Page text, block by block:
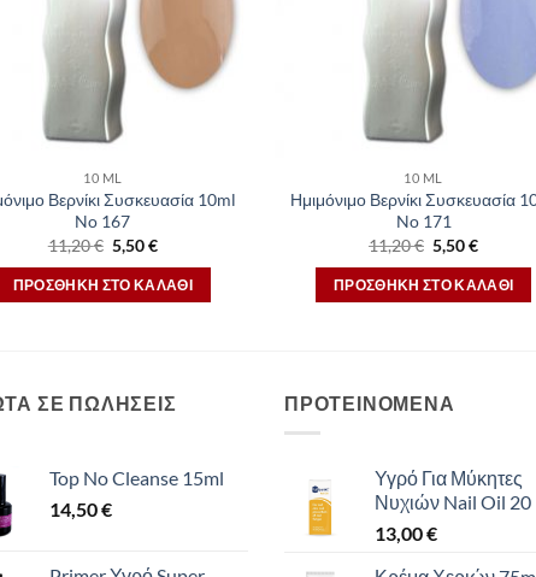
10 ML
Βερνίκι Συσκευασία 10ml
No 167
11,20€ Original
price
was:
11,20 €.
5,50€Η
τιμή
είναι:
ΠΡΟΣΘΉΚΗ ΣΤΟ ΚΑΛΆΘΙ
10 ML
Ημιμόνιμο Βερνίκι Συσκευασία
No 171
11,20€ Original
price
was:
11,20 €.
5,50€Η
τιμή
είναι:
ΠΡΟΣΘΉΚΗ ΣΤΟ ΚΑΛΆΘΙ
ΣΕ ΠΩΛΗΣΕΙΣ
Top No Cleanse 15ml
14,50€
ΠΡΟΤΕΙΝΟΜΕΝΑ
Υγρό Για Μύκητες
Νυχιών Nail Oil 20
13,00€